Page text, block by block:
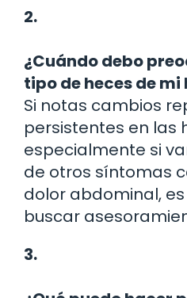
2.
¿Cuándo debo
tipo de heces de mi
Si notas cambios
persistentes en las
especialmente si
de otros síntomas
dolor abdominal,
buscar
3.